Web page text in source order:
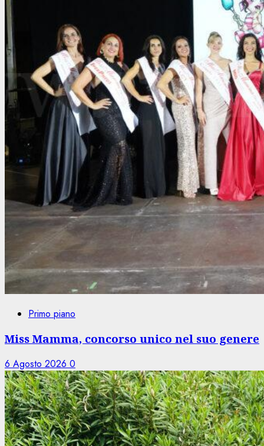
Primo piano
Miss Mamma, concorso unico nel suo genere
6 Agosto 2026 0